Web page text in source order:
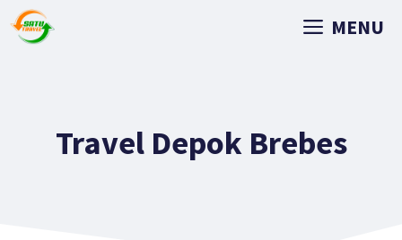
MENU
Travel Depok Brebes